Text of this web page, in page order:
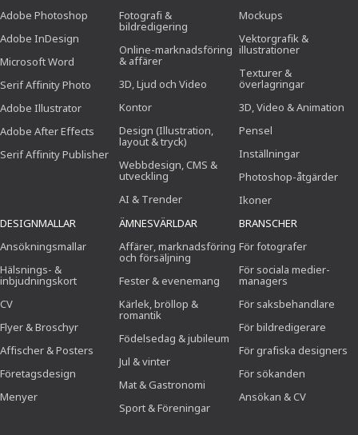
Adobe Photoshop
Adobe InDesign
Microsoft Word
Serif Affinity Photo
Adobe Illustrator
Adobe After Effects
Serif Affinity Publisher
Fotografi &
bildredigering
Online-marknadsföring
& affärer
3D, Ljud och Video
Kontor
Design (Illustration,
layout & tryck)
Webbdesign, CMS &
utveckling
AI & Trender
Mockups
Vektorgrafik &
illustrationer
Texturer &
överlagringar
3D, Video & Animation
Pensel
Inställningar
Photoshop-åtgärder
Ikoner
DESIGNMALLAR
Ansökningsmallar
Hälsnings- &
inbjudningskort
CV
Flyer & Broschyr
Affischer & Posters
Företagsdesign
Menyer
ÄMNESVÄRLDAR
Affärer, marknadsföring
och försäljning
Fester & evenemang
Kärlek, bröllop &
romantik
Födelsedag & jubileum
Jul & vinter
Mat & Gastronomi
Sport & Föreningar
BRANSCHER
För fotografer
För sociala medier-
managers
För saksbehandlare
För bildredigerare
För grafiska designers
För sökanden
Ansökan & CV